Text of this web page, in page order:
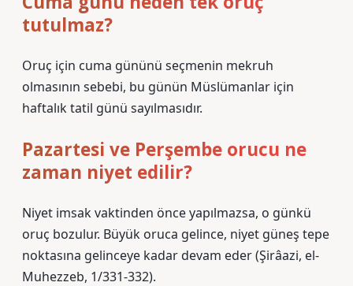
tutulmaz?
Oruç için cuma gününü seçmenin mekruh
olmasının sebebi, bu günün Müslümanlar için
haftalık tatil günü sayılmasıdır.
Pazartesi ve Perşembe orucu ne
zaman niyet edilir?
Niyet imsak vaktinden önce yapılmazsa, o günkü
oruç bozulur. Büyük oruca gelince, niyet güneş tepe
noktasına gelinceye kadar devam eder (Şirâazi, el-
Muhezzeb, 1/331-332).